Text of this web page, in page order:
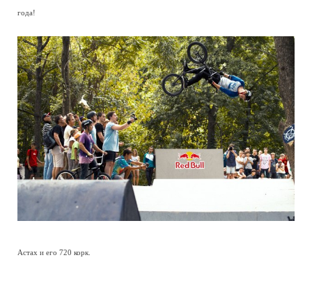
года!
Астах и его 720 корк.